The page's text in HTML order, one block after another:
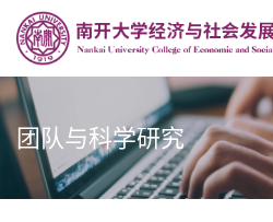
团队与科学研究